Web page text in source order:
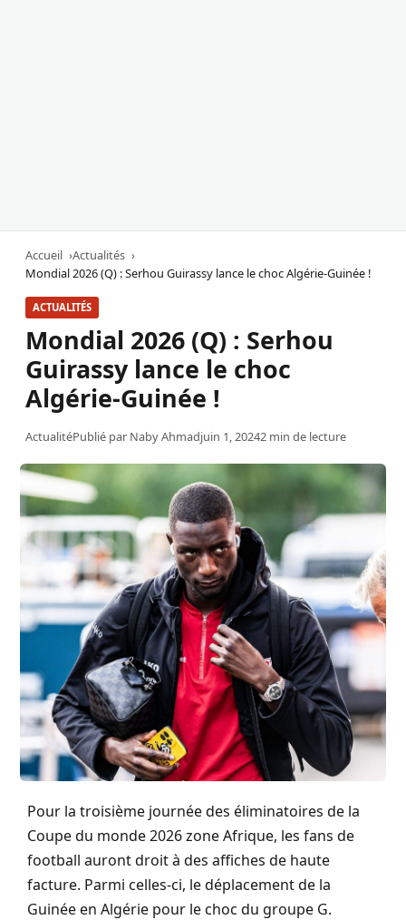
Accueil
Actualités
Mondial 2026 (Q) : Serhou Guirassy lance le choc Algérie-Guinée !
ACTUALITÉS
Mondial 2026 (Q) : Serhou
Guirassy lance le choc
Algérie-Guinée !
ActualitéPublié par Naby Ahmadjuin 1, 20242 min de lecture
Pour la troisième journée des éliminatoires de la
Coupe du monde 2026 zone Afrique, les fans de
football auront droit à des affiches de haute
facture. Parmi celles-ci, le déplacement de la
Guinée en Algérie pour le choc du groupe G.